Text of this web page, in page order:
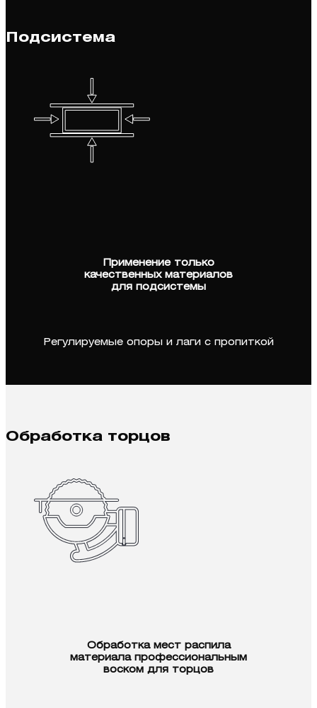
Подсистема
Применение только
качественных материалов
для подсистемы
Регулируемые опоры и лаги с пропиткой
Обработка торцов
Обработка мест распила
материала профессиональным
воском для торцов